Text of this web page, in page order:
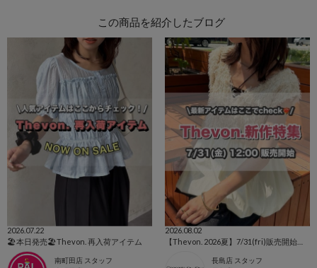
この商品を紹介したブログ
2026.07.22
🏖本日発売🏖Thevon. 再入荷アイテム
南町田店 スタッフ
2026.08.02
【Thevon. 2026夏】7/31(fri)販売開始の新作アイテムまとめ🌷
長島店 スタッフ